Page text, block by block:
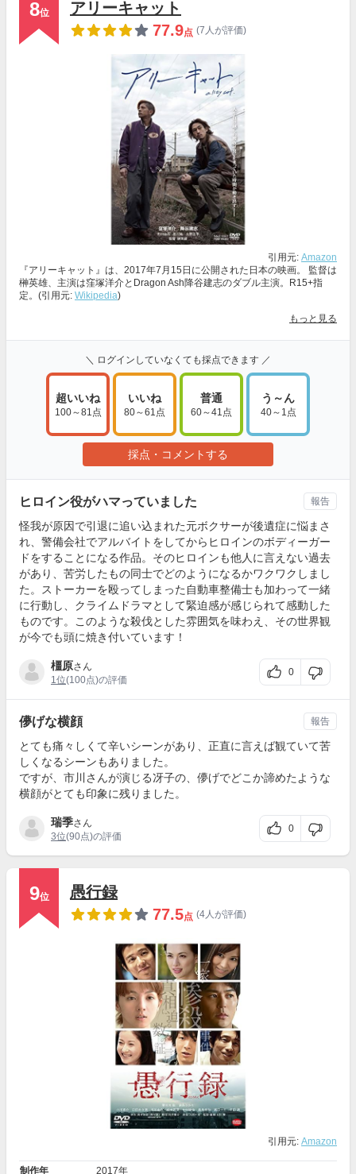
8位
アリーキャット
77.9点 (7人が評価)
引用元: Amazon
『アリーキャット』は、2017年7月15日に公開された日本の映画。 監督は
榊英雄、主演は窪塚洋介とDragon Ash降谷建志のダブル主演。R15+指
定。(引用元: Wikipedia)
もっと見る
＼ ログインしていなくても採点できます ／
超いいね
100～81点
いいね
80～61点
普通
60～41点
う～ん
40～1点
採点・コメントする
ヒロイン役がハマっていました
怪我が原因で引退に追い込まれた元ボクサーが後遺症に悩まさ
れ、警備会社でアルバイトをしてからヒロインのボディーガー
ドをすることになる作品。そのヒロインも他人に言えない過去
があり、苦労したもの同士でどのようになるかワクワクしまし
た。ストーカーを殴ってしまった自動車整備士も加わって一緒
に行動し、クライムドラマとして緊迫感が感じられて感動した
ものです。このような殺伐とした雰囲気を味わえ、その世界観
が今でも頭に焼き付いています！
橿原さん
1位(100点)の評価
0
報告
儚げな横顔
とても痛々しくて辛いシーンがあり、正直に言えば観ていて苦
しくなるシーンもありました。
ですが、市川さんが演じる冴子の、儚げでどこか諦めたような
横顔がとても印象に残りました。
瑞季さん
3位(90点)の評価
0
報告
9位
愚行録
77.5点 (4人が評価)
引用元: Amazon
制作年 2017年